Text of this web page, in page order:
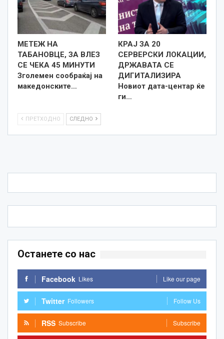
МЕТЕЖ НА
ТАБАНОВЦЕ, ЗА ВЛЕЗ
СЕ ЧЕКА 45 МИНУТИ
Зголемен сообраќај на
македонските…
КРАЈ ЗА 20
СЕРВЕРСКИ ЛОКАЦИИ,
ДРЖАВАТА СЕ
ДИГИТАЛИЗИРА
Новиот дата-центар ќе
ги…
ПРЕТХОДНО СЛЕДНО
Останете со нас
Facebook Likes Like our page
Twitter Followers Follow Us
RSS Subscribe Subscribe